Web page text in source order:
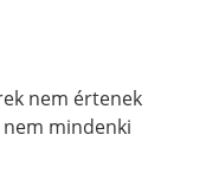
nem értenek
nem mindenki